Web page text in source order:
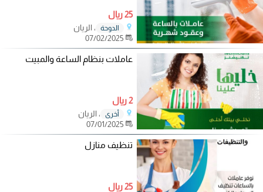
25 ريال
الدوحة
، الريان
عاملات بنظام الساعة والمبيت
2 ريال
أخرى
، الريان
تنظيف منازل
25 ريال